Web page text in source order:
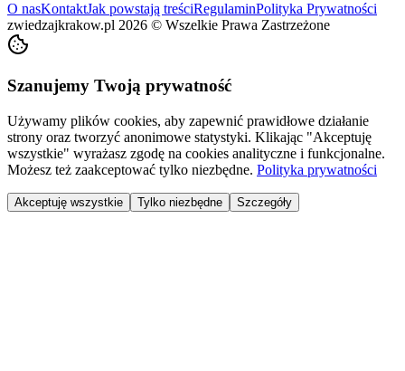
O nasKontaktJak powstają treściRegulaminPolityka Prywatności
zwiedzajkrakow.pl 2026 © Wszelkie Prawa Zastrzeżone
Szanujemy Twoją prywatność
Używamy plików cookies, aby zapewnić prawidłowe działanie
strony oraz tworzyć anonimowe statystyki. Klikając "Akceptuję
wszystkie" wyrażasz zgodę na cookies analityczne i funkcjonalne.
Możesz też zaakceptować tylko niezbędne. Polityka prywatności
Akceptuję wszystkie Tylko niezbędne Szczegóły